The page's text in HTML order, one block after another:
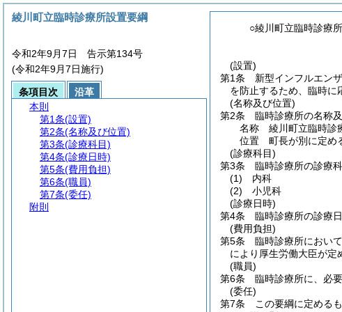
○綾川町立臨時診療
(設置)
第1条
新型インフルエン
を防止するため、臨時に
(名称及び位置)
第2条
臨時診療所の名称
名称 綾川町立臨時診
位置 町長が別に定め
(診療科目)
第3条
臨時診療所の診療
(1)
内科
(2)
小児科
(診療日時)
第4条
臨時診療所の診療
(費用負担)
第5条
臨時診療所におい
により厚生労働大臣が定
(職員)
第6条
臨時診療所に、必
(委任)
第7条
この要綱に定める
綾川町立臨時診療所設置要綱
令和2年9月7日 告示第134号
(令和2年9月7日施行)
条項目次
沿革
本則
第1条(設置)
第2条(名称及び位置)
第3条(診療科目)
第4条(診療日時)
第5条(費用負担)
第6条(職員)
第7条(委任)
附則